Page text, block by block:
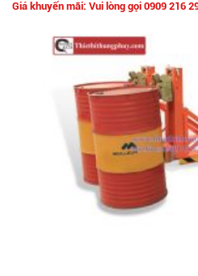
Giá khuyến mãi: Vui lòng gọi 0909 216